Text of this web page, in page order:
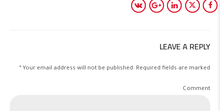
LEAVE A REPLY
Your email address will not be published. Required fields are marked *
Comment